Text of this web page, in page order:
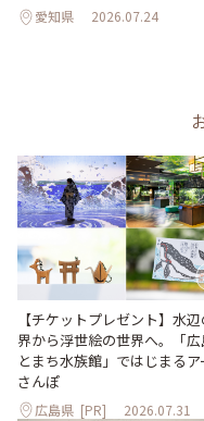
愛知県 2026.07.24
【チケットプレゼント】水
界から浮世絵の世界へ。「広
とまち水族館」ではじまるア
さんぽ
広島県 [PR] 2026.07.31